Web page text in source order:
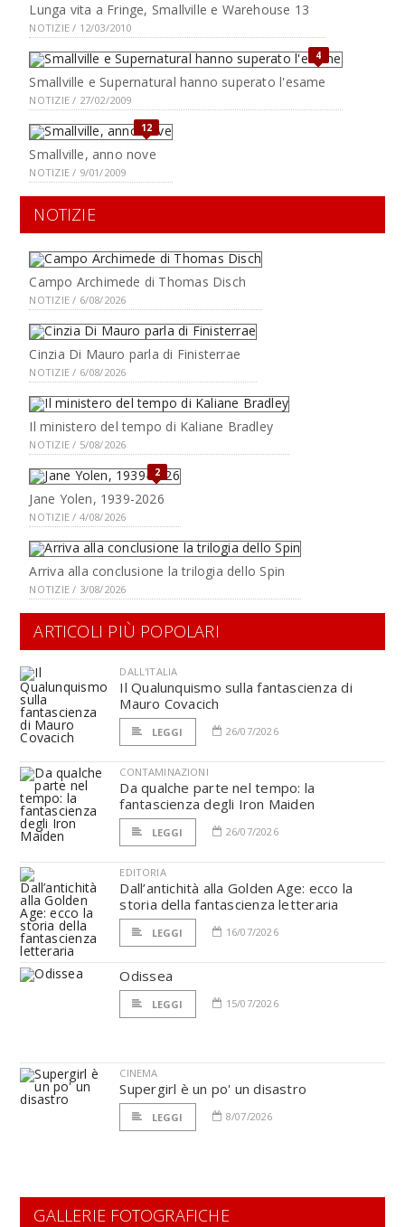
Lunga vita a Fringe, Smallville e Warehouse 13
NOTIZIE / 12/03/2010
4
Smallville e Supernatural hanno superato l'esame
NOTIZIE / 27/02/2009
12
Smallville, anno nove
NOTIZIE / 9/01/2009
NOTIZIE
Campo Archimede di Thomas Disch
NOTIZIE / 6/08/2026
Cinzia Di Mauro parla di Finisterrae
NOTIZIE / 6/08/2026
Il ministero del tempo di Kaliane Bradley
NOTIZIE / 5/08/2026
2
Jane Yolen, 1939-2026
NOTIZIE / 4/08/2026
Arriva alla conclusione la trilogia dello Spin
NOTIZIE / 3/08/2026
ARTICOLI PIÙ POPOLARI
DALL'ITALIA
Il Qualunquismo sulla fantascienza di
Mauro Covacich
LEGGI 26/07/2026
CONTAMINAZIONI
Da qualche parte nel tempo: la
fantascienza degli Iron Maiden
LEGGI 26/07/2026
EDITORIA
Dall’antichità alla Golden Age: ecco la
storia della fantascienza letteraria
LEGGI 16/07/2026
Odissea
LEGGI 15/07/2026
CINEMA
Supergirl è un po' un disastro
LEGGI 8/07/2026
GALLERIE FOTOGRAFICHE